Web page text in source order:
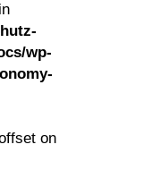
wp-
on